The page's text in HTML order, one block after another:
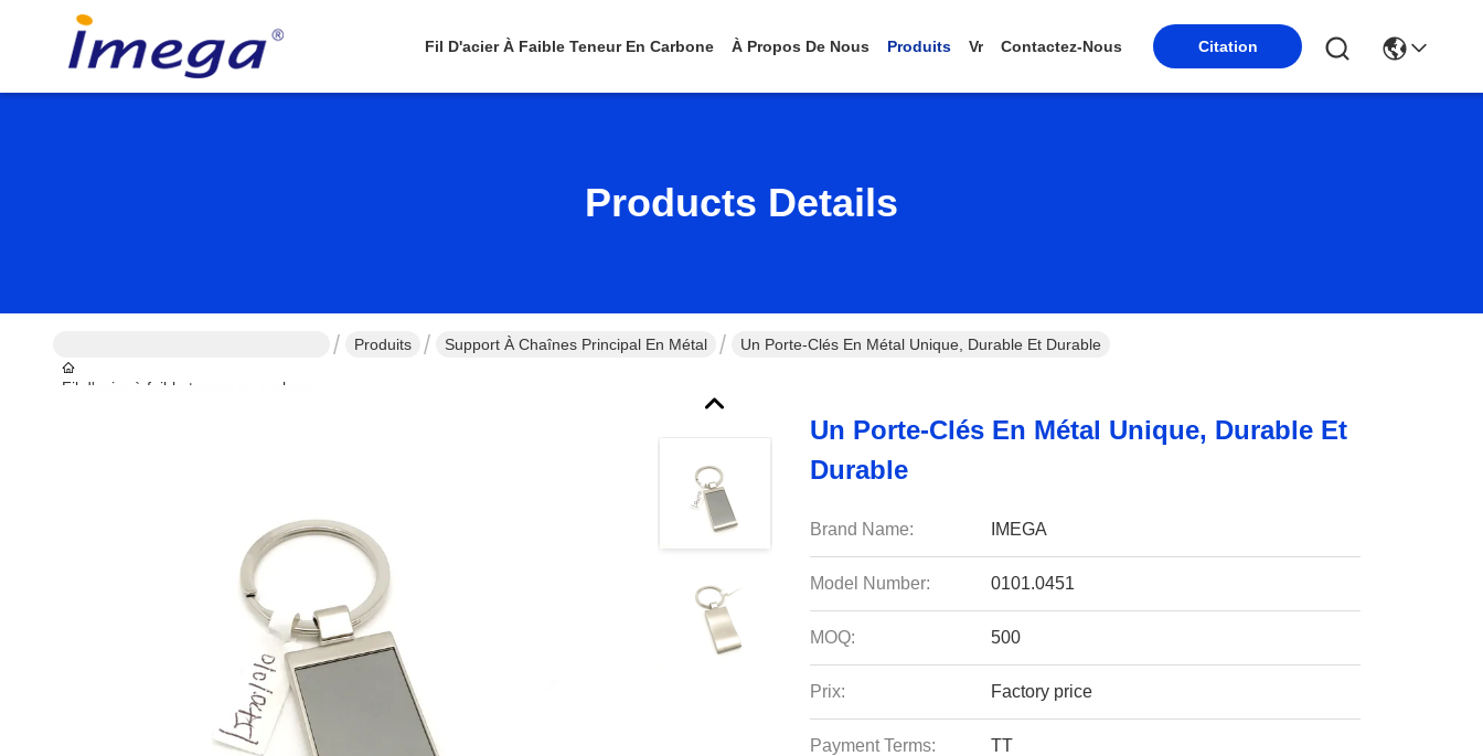
Fil D'acier À Faible Teneur En Carbone À Propos De Nous Produits Vr Contactez-Nous Citation
Products Details
Fil d'acier à faible teneur en carbone
Produits Support À Chaînes Principal En Métal Un Porte-Clés En Métal Unique, Durable Et Durable
Un Porte-Clés En Métal Unique, Durable Et
Durable
Brand Name: IMEGA
Model Number: 0101.0451
MOQ: 500
Prix: Factory price
Payment Terms: TT